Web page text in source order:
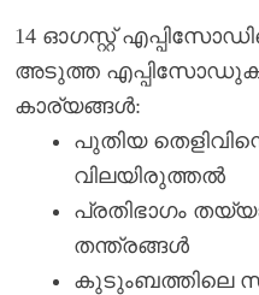
14 ഓഗസ്റ്റ്
അടുത്ത
കാര്യങ്ങൾ:
പുതിയ
വിലയിരുത്തൽ
പ്രതിഭാഗം
തന്ത്രങ്ങൾ
കുടുംബത്തിലെ